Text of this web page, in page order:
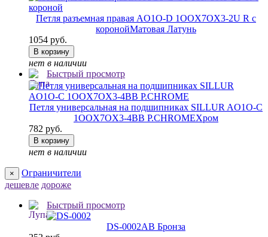
Петля разъемная правая AO1O-D 1OOX7OX3-2U R с
коронойМатовая Латунь
1054 руб.
В корзину
нет в наличии
Быстрый просмотр
Петля универсальная на подшипниках SILLUR AO1O-C
1OOX7OX3-4BB P.CHROMEХром
782 руб.
В корзину
нет в наличии
×
Ограничители
дешевле дороже
Быстрый просмотр
DS-0002AB Бронза